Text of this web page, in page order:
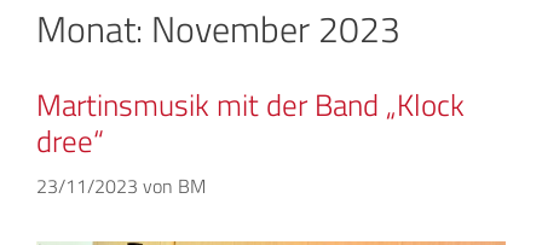
Monat: November 2023
Martinsmusik mit der Band „Klock
dree“
23/11/2023 von BM